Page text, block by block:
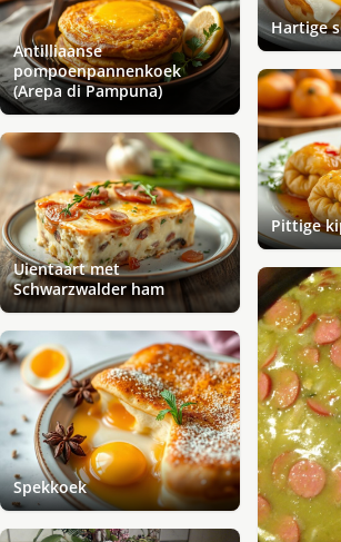
Hartige
Antilliaanse
pompoenpannenkoek
(Arepa di Pampuna)
Pittige
Uientaart met
Schwarzwalder ham
Spekkoek